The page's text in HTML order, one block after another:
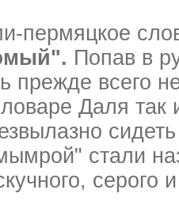
пермяцкое
Попав в
прежде всего
Даля так
стали
серого